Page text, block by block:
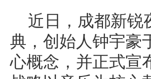
近日，成都新锐
典，创始人钟宇豪
心概念，并正式宣